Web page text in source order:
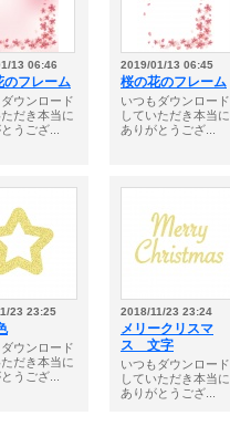
13 06:46
のフレーム
ウンロード
だき本当に
うござ...
2019/01/13 06:45
桜の花のフレーム
いつもダウンロード
していただき本当に
ありがとうござ...
23 23:25
ウンロード
だき本当に
うござ...
2018/11/23 23:24
メリークリスマ
ス 文字
いつもダウンロード
していただき本当に
ありがとうござ...